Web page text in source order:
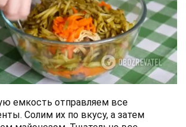
емкость отправляем все
Солим их по вкусу, а затем